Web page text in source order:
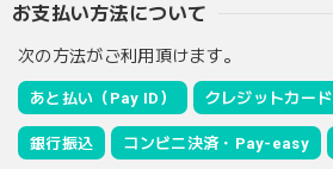
お支払い方法について
次の方法がご利用頂けます。
あと払い（Pay ID） クレジットカード
銀行振込 コンビニ決済・Pay-easy